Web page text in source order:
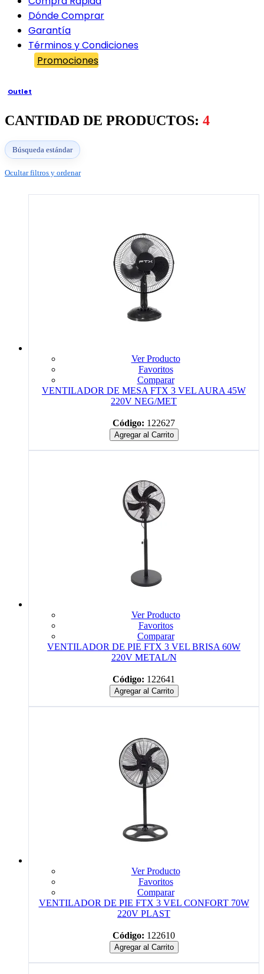
Dónde Comprar
Garantía
Términos y Condiciones
Promociones
Outlet
CANTIDAD DE PRODUCTOS: 4
Búsqueda estándar
Ocultar filtros y ordenar
Ver Producto
Favoritos
Comparar
VENTILADOR DE MESA FTX 3 VEL AURA 45W
220V NEG/MET
Código: 122627
Agregar al Carrito
Ver Producto
Favoritos
Comparar
VENTILADOR DE PIE FTX 3 VEL BRISA 60W
220V METAL/N
Código: 122641
Agregar al Carrito
Ver Producto
Favoritos
Comparar
VENTILADOR DE PIE FTX 3 VEL CONFORT 70W
220V PLAST
Código: 122610
Agregar al Carrito